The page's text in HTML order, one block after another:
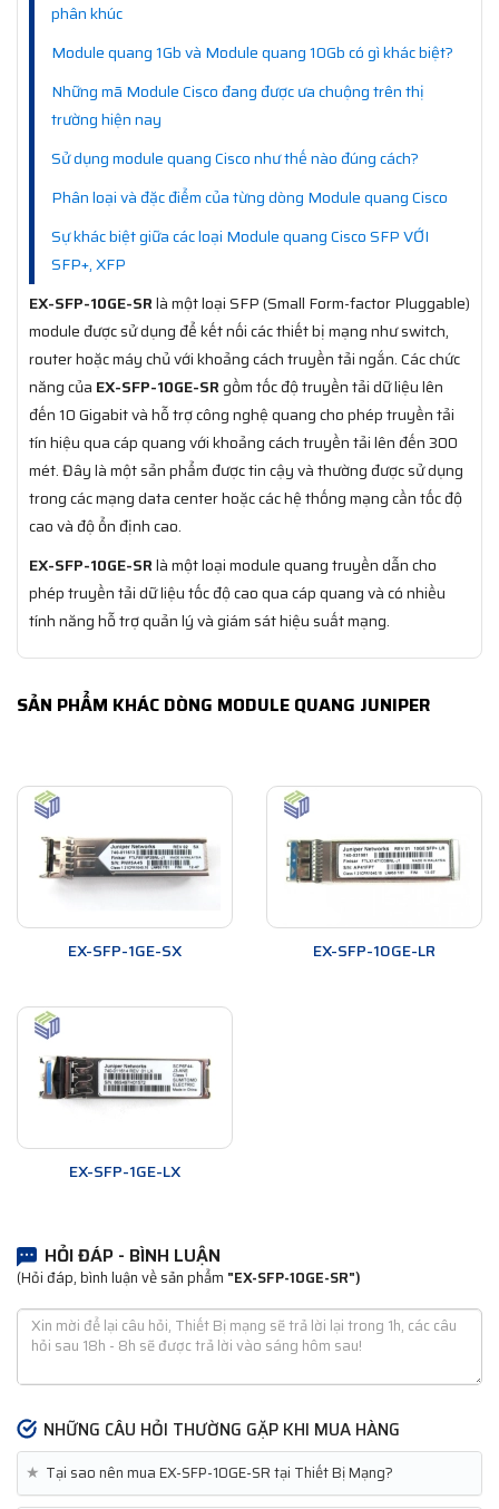
phân khúc
Module quang 1Gb và Module quang 10Gb có gì khác biệt?
Những mã Module Cisco đang được ưa chuộng trên thị
trường hiện nay
Sử dụng module quang Cisco như thế nào đúng cách?
Phân loại và đặc điểm của từng dòng Module quang Cisco
Sự khác biệt giữa các loại Module quang Cisco SFP VỚI
SFP+, XFP
EX-SFP-10GE-SRlà một loại SFP (Small Form-factor Pluggable)
module được sử dụng để kết nối các thiết bị mạng như switch,
router hoặc máy chủ với khoảng cách truyền tải ngắn. Các chức
năng của EX-SFP-10GE-SRgồm tốc độ truyền tải dữ liệu lên
đến 10 Gigabit và hỗ trợ công nghệ quang cho phép truyền tải
tín hiệu qua cáp quang với khoảng cách truyền tải lên đến 300
mét. Đây là một sản phẩm được tin cậy và thường được sử dụng
trong các mạng data center hoặc các hệ thống mạng cần tốc độ
cao và độ ổn định cao.
EX-SFP-10GE-SRlà một loại module quang truyền dẫn cho
phép truyền tải dữ liệu tốc độ cao qua cáp quang và có nhiều
tính năng hỗ trợ quản lý và giám sát hiệu suất mạng.
SẢN PHẨM KHÁC DÒNG MODULE QUANG JUNIPER
EX-SFP-1GE-SX EX-SFP-10GE-LR
EX-SFP-1GE-LX
HỎI ĐÁP - BÌNH LUẬN
(Hỏi đáp, bình luận về sản phẩm "EX-SFP-10GE-SR")
NHỮNG CÂU HỎI THƯỜNG GẶP KHI MUA HÀNG
★ Tại sao nên mua EX-SFP-10GE-SR tại Thiết Bị Mạng?